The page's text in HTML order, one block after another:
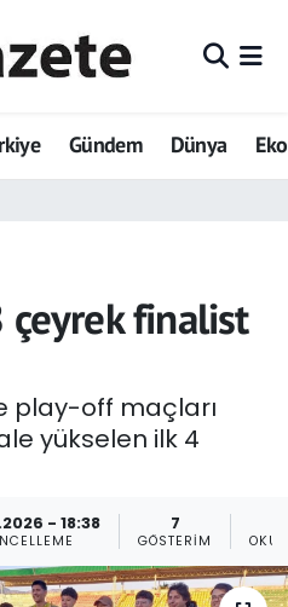
Gündem Dünya
finalist
play-off maçları
yükselen ilk 4
- 18:38 7
GÖSTERIM